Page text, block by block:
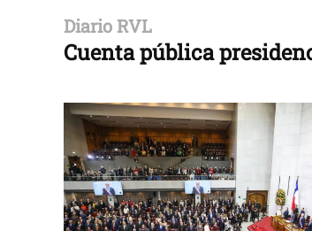
Diario RVL
Cuenta pública